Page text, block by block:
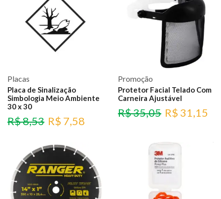
Placas
Placa de Sinalização
Simbologia Meio Ambiente
30 x 30
R$8,53 R$ 7,58
Promoção
Protetor Facial Telado Com
Carneira Ajustável
R$35,05 R$ 31,15